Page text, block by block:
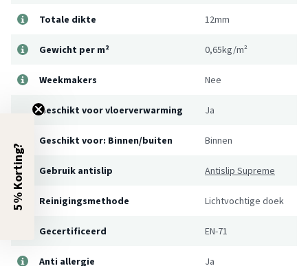
Totale dikte 12mm
Gewicht per m² 0,65kg/m²
Weekmakers Nee
Geschikt voor vloerverwarming Ja
Geschikt voor: Binnen/buiten Binnen
Gebruik antislip Antislip Supreme
Reinigingsmethode Lichtvochtige doek
Gecertificeerd EN-71
Anti allergie Ja
5% Korting?